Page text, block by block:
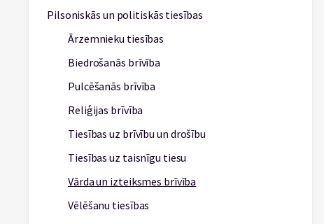
Pilsoniskās un politiskās tiesības
Ārzemnieku tiesības
Biedrošanās brīvība
Pulcēšanās brīvība
Reliģijas brīvība
Tiesības uz brīvību un drošību
Tiesības uz taisnīgu tiesu
Vārda un izteiksmes brīvība
Vēlēšanu tiesības